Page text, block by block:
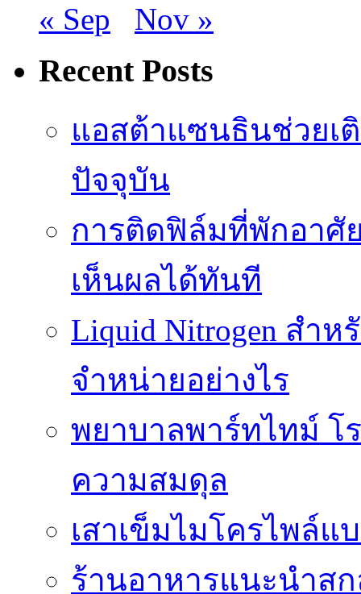
« Sep Nov »
Recent Posts
แอสต้าแซนธินช่วยเ
ปัจจุบัน
การติดฟิล์มที่พักอาศั
เห็นผลได้ทันที
Liquid Nitrogen สำ
จำหน่ายอย่างไร
พยาบาลพาร์ทไทม์ โ
ความสมดุล
เสาเข็มไมโครไพล์
ร้านอาหารแนะนำส